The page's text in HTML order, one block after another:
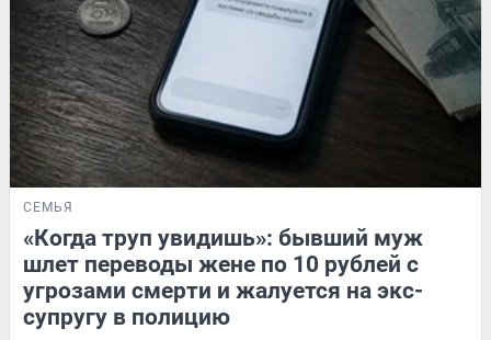
СЕМЬЯ
«Когда труп увидишь»: бывший муж
шлет переводы жене по 10 рублей с
угрозами смерти и жалуется на экс-
супругу в полицию